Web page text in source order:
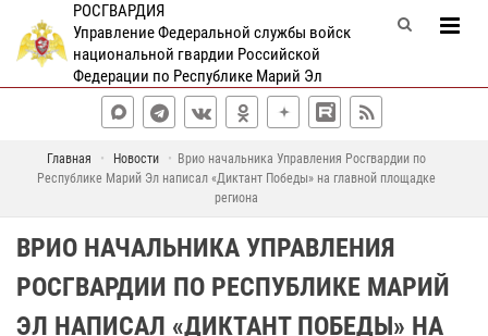
РОСГВАРДИЯ
Управление Федеральной службы войск
национальной гвардии Российской
Федерации по Республике Марий Эл
Главная Новости
Врио начальника Управления Росгвардии по
Республике Марий Эл написал «Диктант Победы» на главной площадке
региона
ВРИО НАЧАЛЬНИКА УПРАВЛЕНИЯ
РОСГВАРДИИ ПО РЕСПУБЛИКЕ МАРИЙ
ЭЛ НАПИСАЛ «ДИКТАНТ ПОБЕДЫ» НА